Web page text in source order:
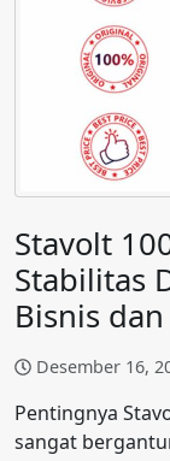
Stavolt
Stabilitas
Bisnis
Desember 16,
Pentingnya
sangat